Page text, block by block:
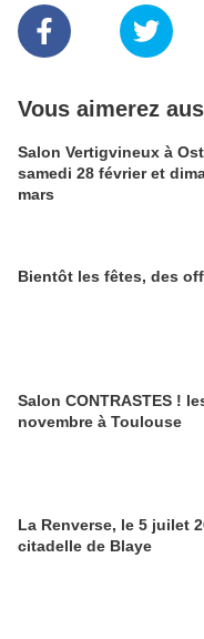
Vous aimerez
Salon Vertigvineux à
samedi 28 février et
mars
Bientôt les fêtes, des
Salon CONTRASTES !
novembre à Toulouse
La Renverse, le 5 juilet
citadelle de Blaye